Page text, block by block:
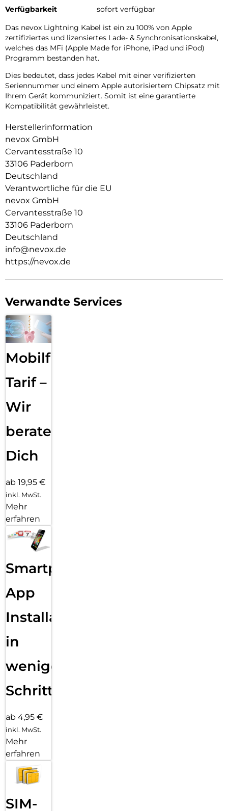
Verfügbarkeit
sofort verfügbar
Das nevox Lightning Kabel ist ein zu 100% von Apple
zertifiziertes und lizensiertes Lade- & Synchronisationskabel,
welches das MFi (Apple Made for iPhone, iPad und iPod)
Programm bestanden hat.
Dies bedeutet, dass jedes Kabel mit einer verifizierten
Seriennummer und einem Apple autorisiertem Chipsatz mit
Ihrem Gerät kommuniziert. Somit ist eine garantierte
Kompatibilität gewährleistet.
Herstellerinformation
nevox GmbH
Cervantesstraße 10
33106 Paderborn
Deutschland
Verantwortliche für die EU
nevox GmbH
Cervantesstraße 10
33106 Paderborn
Deutschland
info@nevox.de
https://nevox.de
Verwandte Services
Mobilfunk
Tarif –
Wir
beraten
Dich
ab 19,95 €
inkl. MwSt.
Mehr
erfahren
Smartphone
App
Installation
in
wenigen
Schritten
ab 4,95 €
inkl. MwSt.
Mehr
erfahren
SIM-